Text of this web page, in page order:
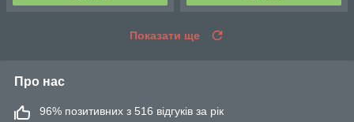
Показати ще
Про нас
96% позитивних з 516 відгуків за рік